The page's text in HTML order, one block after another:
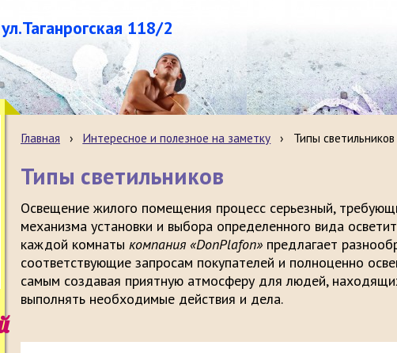
118/2
Главная › Интересное и полезное на заметку › Типы светильников
Типы светильников
Освещение жилого помещения процесс серьезный,
механизма установки и выбора определенного вида
каждой комнаты компания «DonPlafon» предлагает
соответствующие запросам покупателей и полноценно
самым создавая приятную атмосферу для людей,
выполнять необходимые действия и дела.